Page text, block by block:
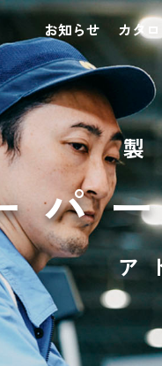
お知らせ カタ
パ
ア